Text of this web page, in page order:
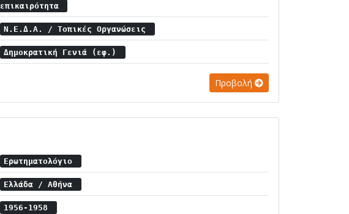
επικαιρότητα
Ν.Ε.Δ.Α. / Τοπικές Οργανώσεις
Δημοκρατική Γενιά (εφ.)
Προβολή
Ερωτηματολόγιο
Ελλάδα / Αθήνα
1956-1958